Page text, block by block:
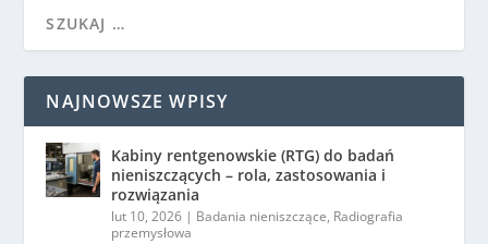
NAJNOWSZE WPISY
Kabiny rentgenowskie (RTG) do badań
nieniszczących – rola, zastosowania i
rozwiązania
lut 10, 2026 | Badania nieniszczące, Radiografia
przemysłowa